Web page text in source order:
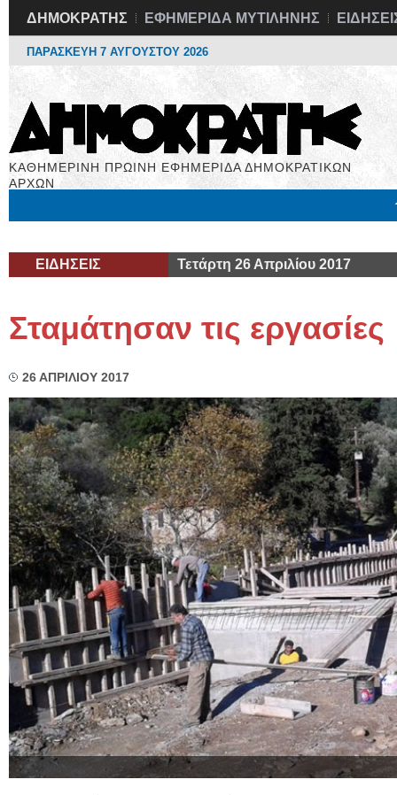
ΔΗΜΟΚΡΑΤΗΣ ΕΦΗΜΕΡΙΔΑ ΜΥΤΙΛΗΝΗΣ
ΠΑΡΑΣΚΕΥΗ 7 ΑΥΓΟΥΣΤΟΥ 2026
ΚΑΘΗΜΕΡΙΝΗ ΠΡΩΙΝΗ ΕΦΗΜΕΡΙΔΑ ΔΗΜΟΚΡΑΤΙΚΩΝ
ΑΡΧΩΝ
ΕΙΔΗΣΕΙΣ Τετάρτη 26 Απριλίου 2017
Σταμάτησαν τις εργασίες
26 ΑΠΡΙΛΙΟΥ 2017